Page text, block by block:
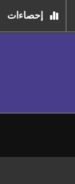
إحصاءات